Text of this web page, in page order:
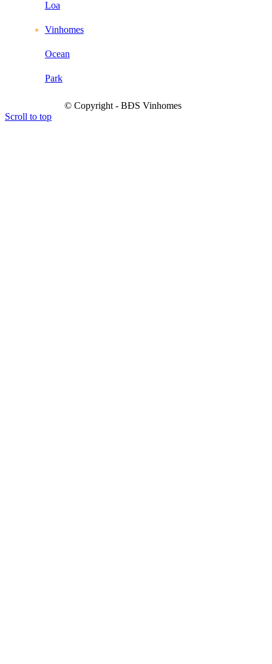
Loa
Vinhomes
Ocean
Park
© Copyright - BĐS Vinhomes
Scroll to top